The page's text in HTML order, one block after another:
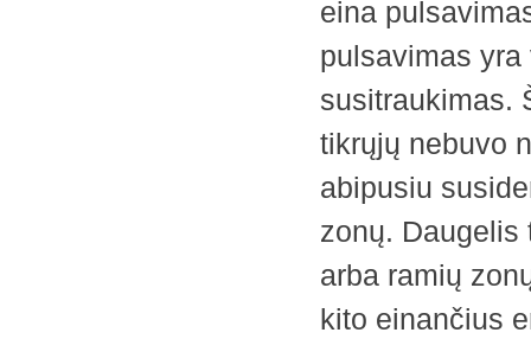
eina
pulsavimas
susitraukimas.
tikrųjų nebuvo
abipusiu
zonų. Daugelis
arba ramių
kito einančius